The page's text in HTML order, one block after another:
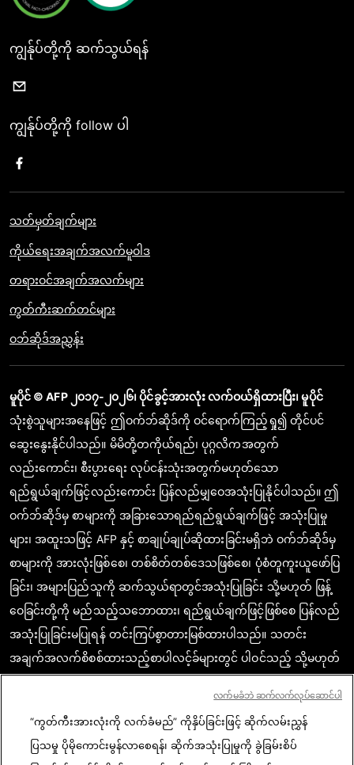
ကျွန်ုပ်တို့ကို ဆက်သွယ်ရန်
ကျွန်ုပ်တို့ကို follow ပါ
သတ်မှတ်ချက်များ
ကိုယ်ရေးအချက်အလက်မူဝါဒ
တရားဝင်အချက်အလက်များ
ကွတ်ကီးဆက်တင်များ
ဝဘ်ဆိုဒ်အညွှန်း
မူပိုင် © AFP ၂၀၁၇-၂၀၂၆၊ ပိုင်ခွင့်အားလုံး လက်ဝယ်ရှိထားပြီး၊ မူပိုင်
သုံးစွဲသူများအနေဖြင့် ဤဝက်ဘ်ဆိုဒ်ကို ဝင်ရောက်ကြည့်ရှု၍ တိုင်ပင်
ဆွေးနွေးနိုင်ပါသည်။ မိမိတို့တကိုယ်ရည်၊ ပုဂ္ဂလိကအတွက်
လည်းကောင်း၊ စီးပွားရေး လုပ်ငန်းသုံးအတွက်မဟုတ်သော
ရည်ရွယ်ချက်ဖြင့်လည်းကောင်း ပြန်လည်မျှဝေအသုံးပြုနိုင်ပါသည်။ ဤ
ဝက်ဘ်ဆိုဒ်မှ စာများကို အခြားသောရည်ရည်ရွယ်ချက်ဖြင့် အသုံးပြုမှု
များ၊ အထူးသဖြင့် AFP နှင့် စာချုပ်ချုပ်ဆိုထားခြင်းမရှိဘဲ ဝက်ဘ်ဆိုဒ်မှ
စာများကို အားလုံးဖြစ်စေ၊ တစ်စိတ်တစ်ဒေသဖြစ်စေ၊ ပုံစံတူကူးယူဖော်ပြ
ခြင်း၊ အများပြည်သူကို ဆက်သွယ်ရာတွင်အသုံးပြုခြင်း သို့မဟုတ် ဖြန့်
ဝေခြင်းတို့ကို မည်သည့်သဘောထား၊ ရည်ရွယ်ချက်ဖြင့်ဖြစ်စေ ပြန်လည်
အသုံးပြုခြင်းမပြုရန် တင်းကြပ်စွာတားမြစ်ထားပါသည်။ သတင်း
အချက်အလက်စိစစ်ထားသည့်စာပါလင့်ခ်များတွင် ပါဝင်သည့် သို့မဟုတ်
အချက်အလက်များကို အတည်ပြုရာတွင် စာဖတ်သူတို့ မှန်ကန်စွာ
နားလည်စေရန်အလို့ငှာ လိုအပ်သည့် အတိုင်းအတာပမာဏအအလျောက်
ရယူဖော်ပြထားခြင်းဖြစ်ပါသည်။ AFP အနေဖြင့် ဤသို့သောတတိယအဖွဲ့
“ကွတ်ကီးအားလုံးကို လက်ခံမည်” ကိုနှိပ်ခြင်းဖြင့် ဆိုက်လမ်းညွှန်
ပြသမှု ပိုမိုကောင်းမွန်လာစေရန်၊ ဆိုက်အသုံးပြုမှုကို ခွဲခြမ်းစိပ်
လက်မခံဘဲ ဆက်လက်လုပ်ဆောင်ပါ